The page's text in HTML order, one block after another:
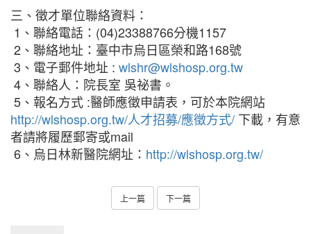
三、徵才單位聯絡資料：
1、聯絡電話：(04)23388766分機1157
2、聯絡地址：臺中市烏日區榮和路168號
3、電子郵件地址 : wlshr@wlshosp.org.tw
4、聯絡人：院長室 吳祕書。
5、報名方式 :醫師應徵申請表，可於本院網站
http://wlshosp.org.tw/人才招募/應徵方式/ 下載，有意
者請將履歷郵寄或mail
6、烏日林新醫院網址： http://wlshosp.org.tw/
上一篇 下一篇